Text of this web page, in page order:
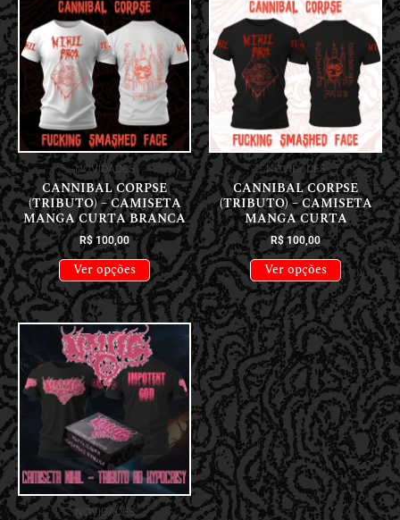
NOVIDADES
CANNIBAL CORPSE
(TRIBUTO) – CAMISETA
MANGA CURTA BRANCA
R$100,00
Ver opções
NOVIDADES
CANNIBAL CORPSE
(TRIBUTO) – CAMISETA
MANGA CURTA
R$100,00
Ver opções
NOVIDADES